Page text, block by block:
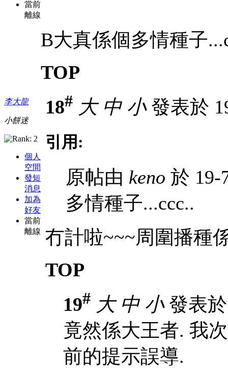
當前
離線
B大真係個多情種子
TOP
李大龍
小餅迷
個人
空間
發短
消息
加為
好友
當前
離線
18# 大 中 小發表於
引用:
原帖由 keno 於 19-
多情種子...ccc..
冇計啦~~~周圍播種
TOP
19# 大 中 小發表
竟然係大王者. 我
前的提示誤導.